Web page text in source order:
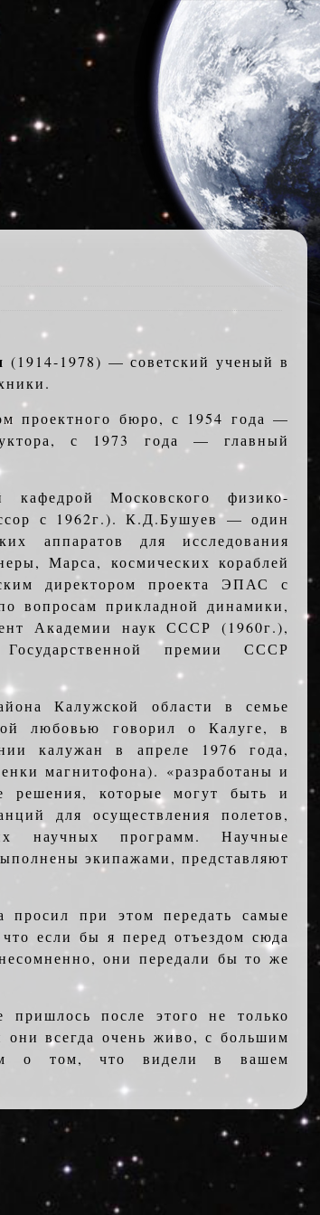
(1914-1978) — советский ученый в
проектного бюро, с 1954 года —
с 1973 года — главный
Московского физико-
с 1962г.). К.Д.Бушуев — один
аппаратов для исследования
Марса, космических кораблей
директором проекта ЭПАС с
вопросам прикладной динамики,
Академии наук СССР (1960г.),
премии СССР
Калужской области в семье
любовью говорил о Калуге, в
калужан в апреле 1976 года,
магнитофона). «разработаны и
решения, которые могут быть и
для осуществления полетов,
научных программ. Научные
экипажами, представляют
при этом передать самые
если бы я перед отъездом сюда
они передали бы то же
после этого не только
всегда очень живо, с большим
о том, что видели в вашем